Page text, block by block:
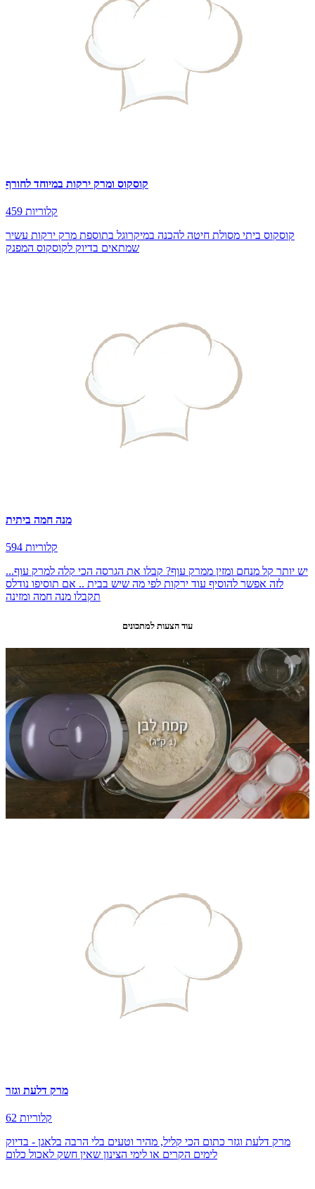
קוסקוס ומרק ירקות במיוחד לחורף
459 קלוריות
קוסקוס ביתי מסולת חיטה להכנה במיקרוגל בתוספת מרק ירקות עשיר
שמתאים בדיוק לקוסקוס המפנק
מנה חמה ביתית
594 קלוריות
יש יותר קל מנחם ומזין ממרק עוף? קבלו את הגרסה הכי קלה למרק עוף...
לזה אפשר להוסיף עוד ירקות לפי מה שיש בבית .. אם תוסיפו נודלס
תקבלו מנה חמה ומזינה
עוד הצעות למתכונים
מרק דלעת וגזר
62 קלוריות
מרק דלעת וגזר כתום הכי קליל, מהיר וטעים בלי הרבה בלאגן - בדיוק
לימים הקרים או לימי הצינון שאין חשק לאכול כלום